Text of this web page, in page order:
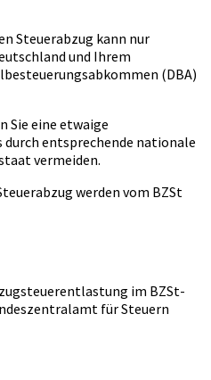
Steuerabzug kann nur
und Ihrem
(DBA)
Sie eine etwaige
entsprechende nationale
vermeiden.
werden vom BZSt
im BZSt-
für Steuern